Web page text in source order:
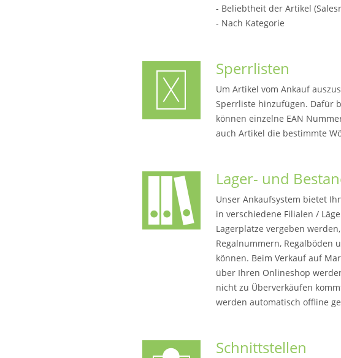
- Beliebtheit der Artikel
- Nach Kategorie
Sperrlisten
Um Artikel vom Ankauf
Sperrliste hinzufügen. Dafür
können einzelne EAN
auch Artikel die bestimmte
Lager- und
Unser Ankaufsystem bietet
in verschiedene Filialen /
Lagerplätze vergeben
Regalnummern, Regalböden
können. Beim Verkauf auf
über Ihren Onlineshop
nicht zu Überverkäufen
werden automatisch offline
Schnittstellen